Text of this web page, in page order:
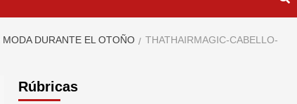
DURANTE EL OTOÑO
THATHAIRMAGIC-CABELLO-
Rúbricas